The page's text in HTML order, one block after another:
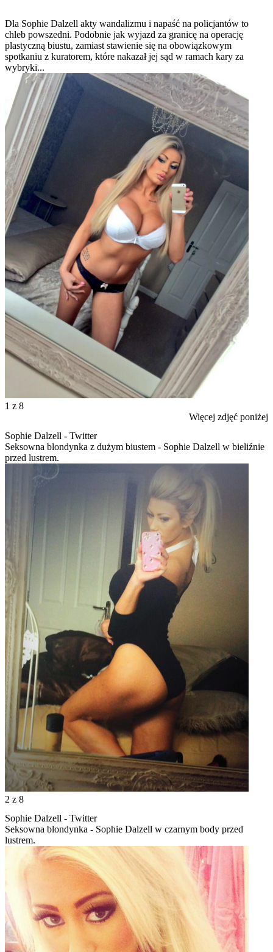
Dla Sophie Dalzell akty wandalizmu i napaść na policjantów to
chleb powszedni. Podobnie jak wyjazd za granicę na operację
plastyczną biustu, zamiast stawienie się na obowiązkowym
spotkaniu z kuratorem, które nakazał jej sąd w ramach kary za
wybryki...
1 z 8
Więcej zdjęć poniżej
Sophie Dalzell - Twitter
Seksowna blondynka z dużym biustem - Sophie Dalzell w bieliźnie
przed lustrem.
2 z 8
Sophie Dalzell - Twitter
Seksowna blondynka - Sophie Dalzell w czarnym body przed
lustrem.